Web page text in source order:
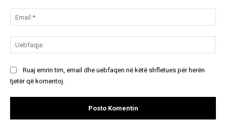
Ruaj emrin tim, email dhe uebfaqen në këtë shfletues për herën
tjetër që komentoj.